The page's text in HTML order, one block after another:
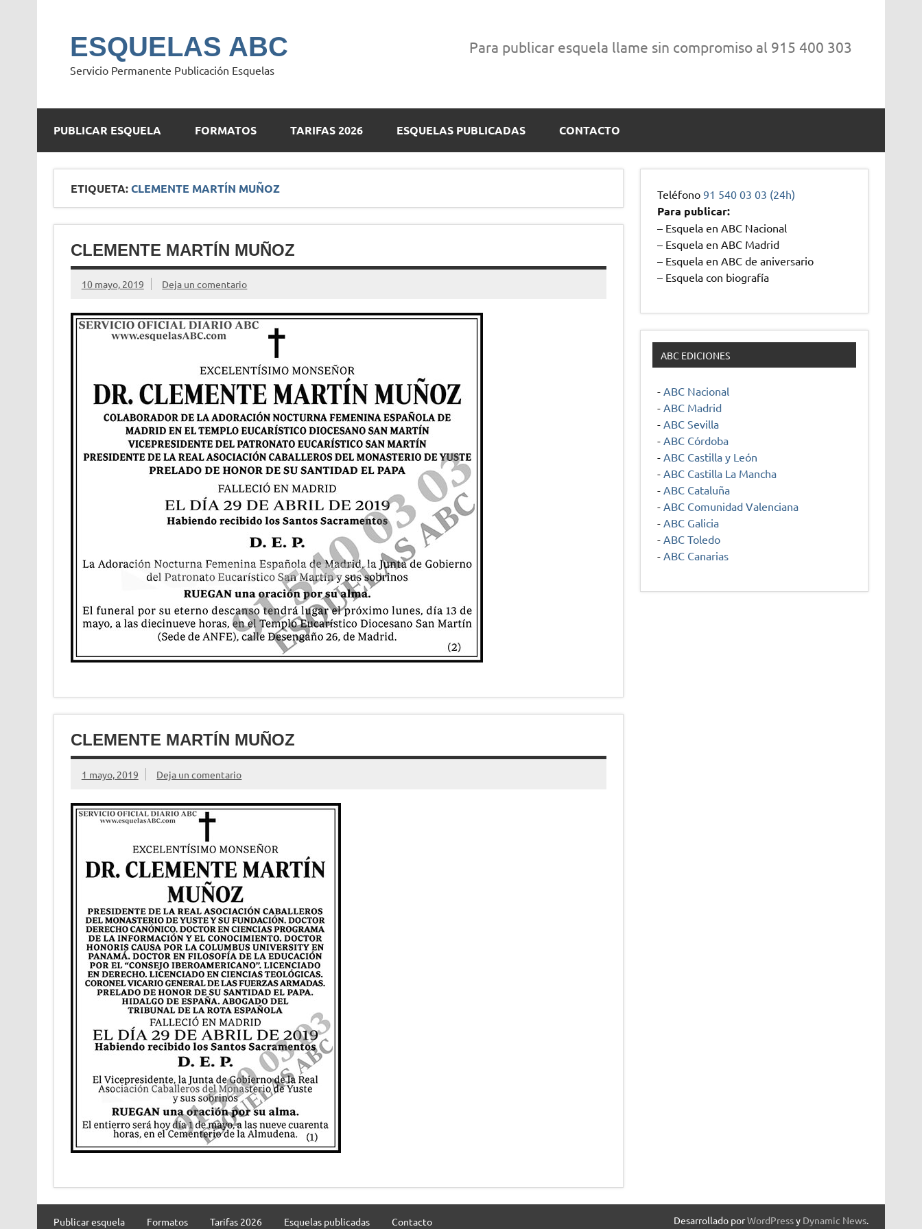
ESQUELAS ABC
Servicio Permanente Publicación Esquelas
Para publicar esquela llame sin compromiso al 915 400 303
PUBLICAR ESQUELA FORMATOS TARIFAS 2026 ESQUELAS PUBLICADAS CONTACTO
ETIQUETA:CLEMENTE MARTÍN MUÑOZ
CLEMENTE MARTÍN MUÑOZ
10 mayo, 2019 Deja un comentario
CLEMENTE MARTÍN MUÑOZ
1 mayo, 2019 Deja un comentario
Teléfono91 540 03 03 (24h)
Para publicar:
– Esquela en ABC Nacional
– Esquela en ABC Madrid
– Esquela en ABC de aniversario
– Esquela con biografía
ABC EDICIONES
- ABC Nacional
- ABC Madrid
- ABC Sevilla
- ABC Córdoba
- ABC Castilla y León
- ABC Castilla La Mancha
- ABC Cataluña
- ABC Comunidad Valenciana
- ABC Galicia
- ABC Toledo
- ABC Canarias
Publicar esquela Formatos Tarifas 2026 Esquelas publicadas Contacto Desarrollado porWordPressy Dynamic News.